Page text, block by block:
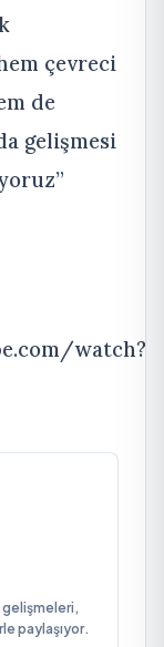
çevreci
de
gelişmesi
watch?
gelişmeleri,
paylaşıyor.